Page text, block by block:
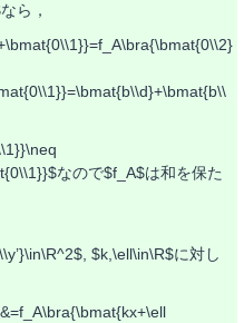
ら，
なので$f_A$は和を保た
$k,\ell\in\R$に対し